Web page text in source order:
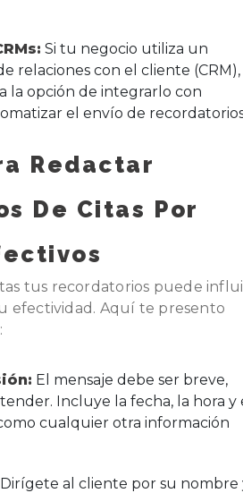
Si tu negocio utiliza un
relaciones con el cliente (CRM),
la opción de integrarlo con
el envío de
Redactar
De Citas Por
tus recordatorios puede
efectividad. Aquí te presento
El mensaje debe ser breve,
Incluye la fecha, la hora y
cualquier otra información
Dirígete al cliente por su nombre